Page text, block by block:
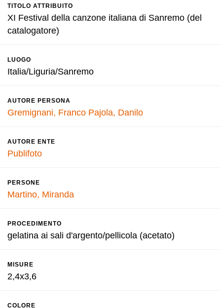
TITOLO ATTRIBUITO
XI Festival della canzone italiana di Sanremo (del
catalogatore)
LUOGO
Italia/Liguria/Sanremo
AUTORE PERSONA
Gremignani, Franco Pajola, Danilo
AUTORE ENTE
Publifoto
PERSONE
Martino, Miranda
PROCEDIMENTO
gelatina ai sali d'argento/pellicola (acetato)
MISURE
2,4x3,6
COLORE